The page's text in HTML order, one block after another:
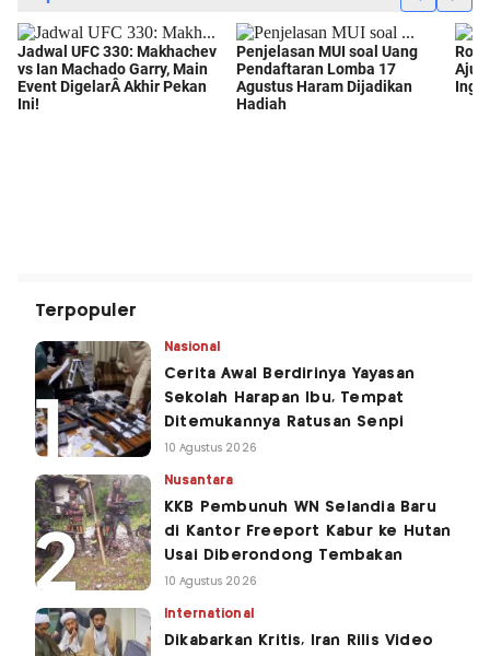
Terpopuler
Nasional
Cerita Awal Berdirinya Yayasan
Sekolah Harapan Ibu, Tempat
Ditemukannya Ratusan Senpi
10 Agustus 2026
Nusantara
KKB Pembunuh WN Selandia Baru
di Kantor Freeport Kabur ke Hutan
Usai Diberondong Tembakan
10 Agustus 2026
International
Dikabarkan Kritis, Iran Rilis Video